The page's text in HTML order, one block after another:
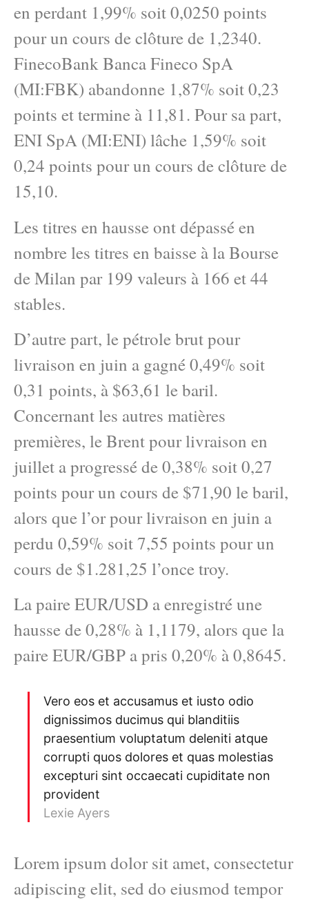
en perdant 1,99% soit 0,0250 points
pour un cours de clôture de 1,2340.
FinecoBank Banca Fineco SpA
(MI:FBK) abandonne 1,87% soit 0,23
points et termine à 11,81. Pour sa part,
ENI SpA (MI:ENI) lâche 1,59% soit
0,24 points pour un cours de clôture de
15,10.
Les titres en hausse ont dépassé en
nombre les titres en baisse à la Bourse
de Milan par 199 valeurs à 166 et 44
stables.
D’autre part, le pétrole brut pour
livraison en juin a gagné 0,49% soit
0,31 points, à $63,61 le baril.
Concernant les autres matières
premières, le Brent pour livraison en
juillet a progressé de 0,38% soit 0,27
points pour un cours de $71,90 le baril,
alors que l’or pour livraison en juin a
perdu 0,59% soit 7,55 points pour un
cours de $1.281,25 l’once troy.
La paire EUR/USD a enregistré une
hausse de 0,28% à 1,1179, alors que la
paire EUR/GBP a pris 0,20% à 0,8645.
Vero eos et accusamus et iusto odio
dignissimos ducimus qui blanditiis
praesentium voluptatum deleniti atque
corrupti quos dolores et quas molestias
excepturi sint occaecati cupiditate non
provident
Lexie Ayers
Lorem ipsum dolor sit amet, consectetur
adipiscing elit, sed do eiusmod tempor